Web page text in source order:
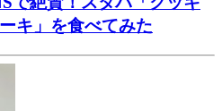
キ」を食べてみた